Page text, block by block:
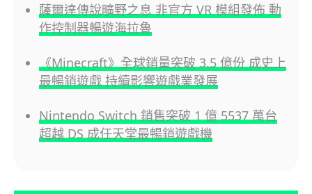
薩爾達傳說曠野之息 非官方 VR 模組發佈 動
作控制器暢遊海拉魯
《Minecraft》全球銷量突破 3.5 億份 成史上
最暢銷遊戲 持續影響遊戲業發展
Nintendo Switch 銷售突破 1 億 5537 萬台
超越 DS 成任天堂最暢銷遊戲機